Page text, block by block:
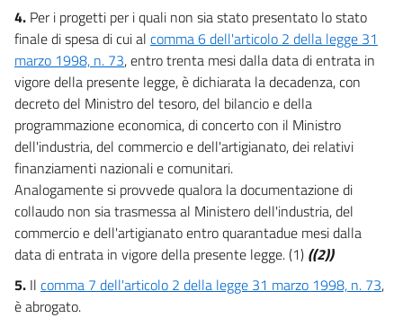
4. Per i progetti per i quali non sia stato presentato lo stato
finale di spesa di cui al comma 6 dell'articolo 2 della legge 31
marzo 1998, n. 73, entro trenta mesi dalla data di entrata in
vigore della presente legge, è dichiarata la decadenza, con
decreto del Ministro del tesoro, del bilancio e della
programmazione economica, di concerto con il Ministro
dell'industria, del commercio e dell'artigianato, dei relativi
finanziamenti nazionali e comunitari.
Analogamente si provvede qualora la documentazione di
collaudo non sia trasmessa al Ministero dell'industria, del
commercio e dell'artigianato entro quarantadue mesi dalla
data di entrata in vigore della presente legge. (1) ((2))
5. Il comma 7 dell'articolo 2 della legge 31 marzo 1998, n. 73,
è abrogato.